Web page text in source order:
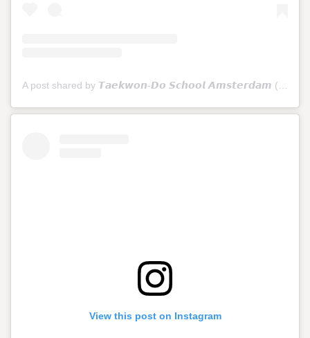
View this post on Instagram